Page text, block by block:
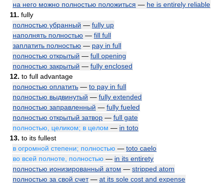
на него можно полностью положиться — he is entirely reliable
11. fully
полностью убранный — fully up
наполнять полностью — fill full
заплатить полностью — pay in full
полностью открытый — full opening
полностью закрытый — fully enclosed
12. to full advantage
полностью оплатить — to pay in full
полностью выдвинутый — fully extended
полностью заправленный — fully fueled
полностью открытый затвор — full gate
полностью, целиком; в целом — in toto
13. to its fullest
в огромной степени; полностью — toto caelo
во всей полноте, полностью — in its entirety
полностью ионизированный атом — stripped atom
полностью за свой счет— at its sole cost and expense